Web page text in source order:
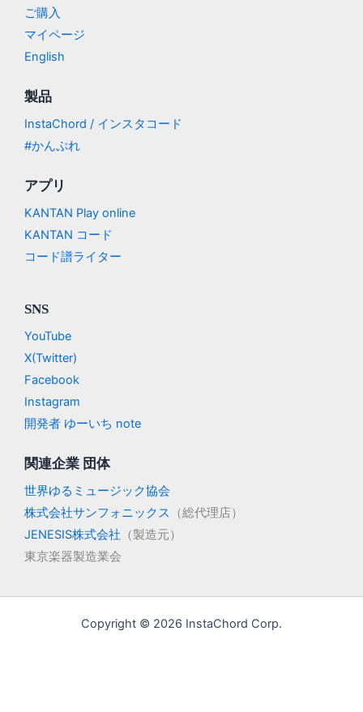
ご購入
マイページ
English
製品
InstaChord / インスタコード
#かんぷれ
アプリ
KANTAN Play online
KANTAN コード
コード譜ライター
SNS
YouTube
X(Twitter)
Facebook
Instagram
開発者 ゆーいち note
関連企業 団体
世界ゆるミュージック協会
株式会社サンフォニックス
（総代理店）
JENESIS株式会社 （製造元）
東京楽器製造業会
Copyright © 2026 InstaChord Corp.